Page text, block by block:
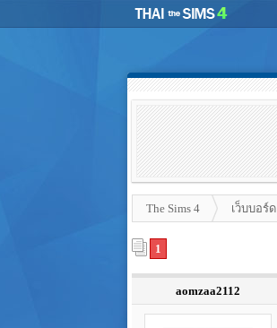
The Sims 4 เว็บบอร์ด
1
aomzaa2112